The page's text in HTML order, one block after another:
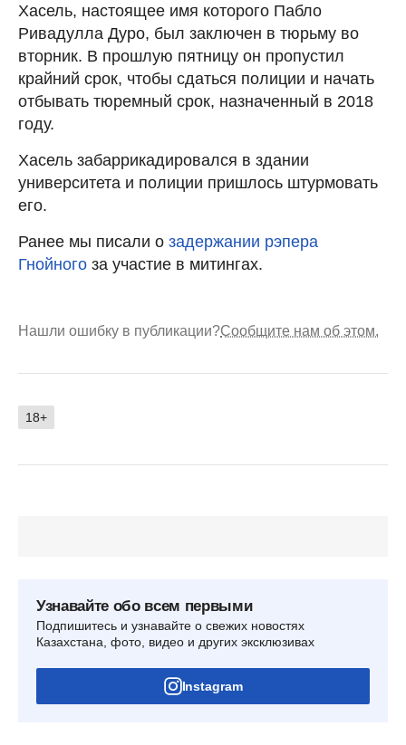
Хасель, настоящее имя которого Пабло
Ривадулла Дуро, был заключен в тюрьму во
вторник. В прошлую пятницу он пропустил
крайний срок, чтобы сдаться полиции и начать
отбывать тюремный срок, назначенный в 2018
году.
Хасель забаррикадировался в здании
университета и полиции пришлось штурмовать
его.
Ранее мы писали о задержании рэпера
Гнойного за участие в митингах.
Нашли ошибку в публикации?Сообщите нам об этом.
18+
Узнавайте обо всем первыми
Подпишитесь и узнавайте о свежих новостях
Казахстана, фото, видео и других эксклюзивах
Instagram